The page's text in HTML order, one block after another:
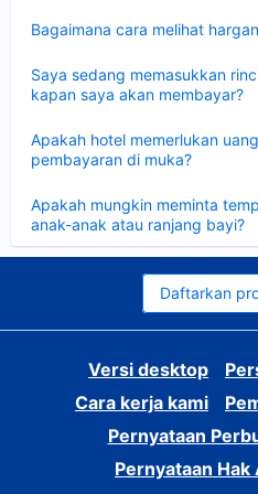
Bagaimana cara melihat
Saya sedang memasukkan
kapan saya akan membayar?
Apakah hotel memerlukan
pembayaran di muka?
Apakah mungkin meminta
anak-anak atau ranjang bayi?
Daftarkan
Versi desktop
Cara kerja kami
Pernyataan
Pernyataan Hak